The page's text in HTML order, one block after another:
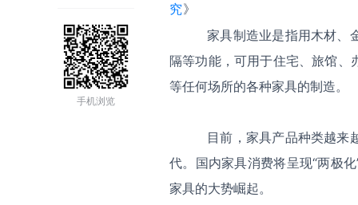
手机浏览
究》
家具制造业是指用木材、金
隔等功能，可用于住宅、旅馆、
等任何场所的各种家具的制造。
目前，家具产品种类越来越
代。国内家具消费将呈现“两极
家具的大势崛起。